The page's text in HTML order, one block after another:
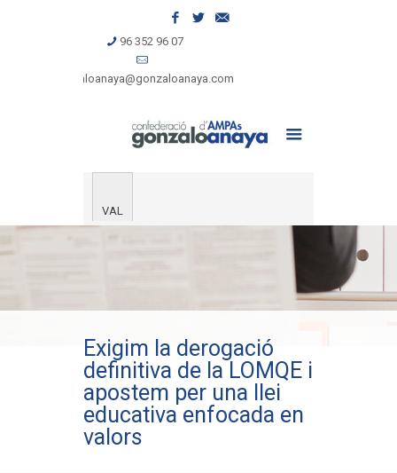
96 352 96 07
gonzaloanaya@gonzaloanaya.com
VAL
Exigim la derogació
definitiva de la LOMQE i
apostem per una llei
educativa enfocada en
valors